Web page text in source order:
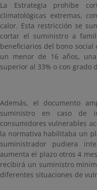
La Estrategia prohíbe
climatológicas extremas,
calor. Esta restricción se
cortar el suministro a
beneficiarios del bono
un menor de 16 años,
superior al 33% o con grado
Además, el documento
suministro en caso de
consumidores vulnerables
la normativa habilitaba un
suministrador pudiera
aumenta el plazo otros 4
recibirá un suministro
diferentes situaciones de